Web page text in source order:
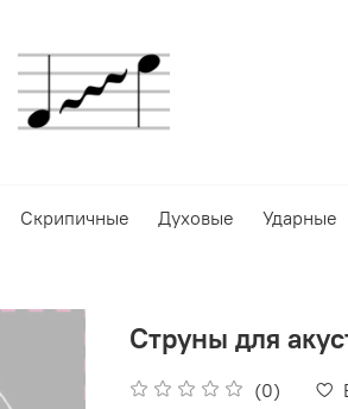
Скрипичные Духовые Ударные
Струны для
(0)